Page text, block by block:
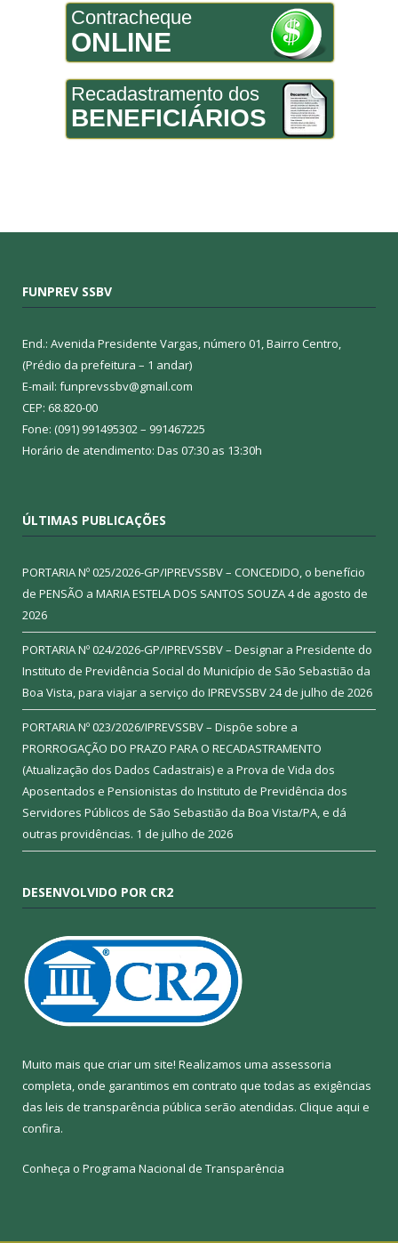
Contracheque
ONLINE
Recadastramento dos
BENEFICIÁRIOS
FUNPREV SSBV
End.: Avenida Presidente Vargas, número 01, Bairro Centro,
(Prédio da prefeitura – 1 andar)
E-mail: funprevssbv@gmail.com
CEP: 68.820-00
Fone: (091) 991495302 – 991467225
Horário de atendimento: Das 07:30 as 13:30h
ÚLTIMAS PUBLICAÇÕES
PORTARIA Nº 025/2026-GP/IPREVSSBV – CONCEDIDO, o benefício
de PENSÃO a MARIA ESTELA DOS SANTOS SOUZA4 de agosto de
2026
PORTARIA Nº 024/2026-GP/IPREVSSBV – Designar a Presidente do
Instituto de Previdência Social do Município de São Sebastião da
Boa Vista, para viajar a serviço do IPREVSSBV24 de julho de 2026
PORTARIA Nº 023/2026/IPREVSSBV – Dispõe sobre a
PRORROGAÇÃO DO PRAZO PARA O RECADASTRAMENTO
(Atualização dos Dados Cadastrais) e a Prova de Vida dos
Aposentados e Pensionistas do Instituto de Previdência dos
Servidores Públicos de São Sebastião da Boa Vista/PA, e dá
outras providências. 1 de julho de 2026
DESENVOLVIDO POR CR2
Muito mais que criar um site! Realizamos uma assessoria
completa, onde garantimos em contrato que todas as exigências
das leis de transparência pública serão atendidas. Clique aqui e
confira.
Conheça o Programa Nacional de Transparência